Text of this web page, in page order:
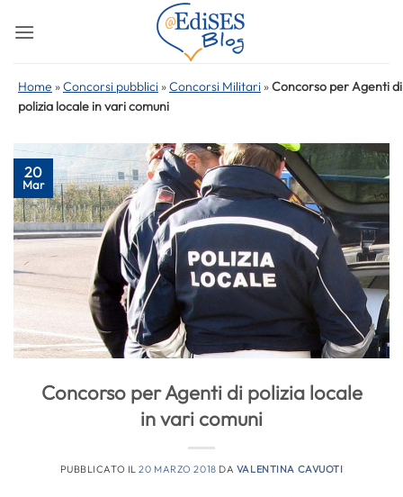
Home »Concorsi pubblici »Concorsi Militari »Concorso per Agenti di
polizia locale in vari comuni
20
Mar
Concorso per Agenti di polizia locale
in vari comuni
PUBBLICATO IL20 MARZO 2018 DA VALENTINA CAVUOTI